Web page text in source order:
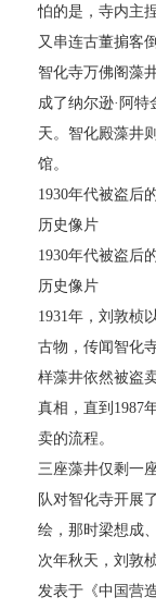
怕的是，寺内主
又串连古董掮客
智化寺万佛阁藻
成了纳尔逊·阿
天。智化殿藻井
馆。
1930年代被盗后
历史像片
1930年代被盗后
历史像片
1931年，刘敦桢
古物，传闻智化
样藻井依然被盗
真相，直到1987
卖的流程。
三座藻井仅剩一
队对智化寺开展
绘，那时梁想成
次年秋天，刘敦
发表于《中国营